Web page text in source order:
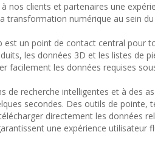
nos clients et partenaires une
transformation numérique au sein
est un point de contact central pour
les données 3D et les listes de
facilement les données requises
de recherche intelligentes et à des
secondes. Des outils de
directement les données
une expérience utilisateur